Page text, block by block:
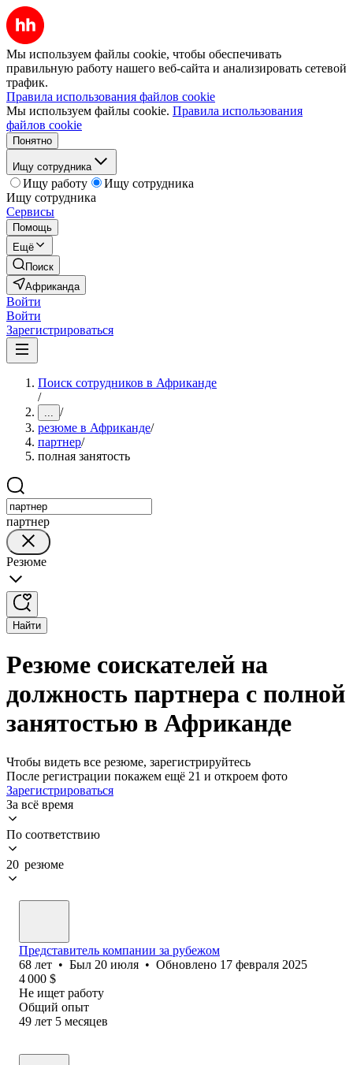
Мы используем файлы cookie, чтобы обеспечивать
правильную работу нашего веб-сайта и анализировать сетевой
трафик.
Правила использования файлов cookie
Мы используем файлы cookie. Правила использования
файлов cookie
Понятно
Ищу сотрудника
Ищу работу
Ищу сотрудника
Ищу сотрудника
Сервисы
Помощь
Ещё
Поиск
Африканда
Войти
Войти
Зарегистрироваться
Поиск сотрудников в Африканде
/
... /
резюме в Африканде/
партнер/
полная занятость
партнер
Резюме
Найти
Резюме соискателей на
должность партнера с полной
занятостью в Африканде
Чтобы видеть все резюме, зарегистрируйтесь
После регистрации покажем ещё 21 и откроем фото
Зарегистрироваться
За всё время
По соответствию
20 резюме
Представитель компании за рубежом
68 лет • Был 20 июля • Обновлено 17 февраля 2025
4 000 $
Не ищет работу
Общий опыт
49 лет 5 месяцев